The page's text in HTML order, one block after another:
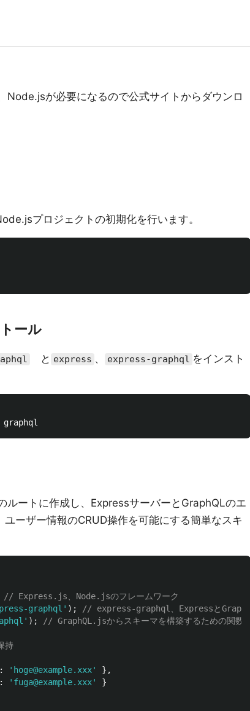
Node.jsが必要になるので公式サイトからダウンロ
プロジェクトの初期化を行います。
ール
と express 、 express-graphql をインスト
ルートに作成し、ExpressサーバーとGraphQLのエ
ーザー情報のCRUD操作を可能にする簡単なスキ
// Express.js、Node.jsのフレームワーク
graphql ' );
// express-graphql、Expressと
' ); // GraphQL.jsからスキーマを構築するための関数
持
: ' hoge@example.xxx'
},
: ' fuga@example.xxx'
}